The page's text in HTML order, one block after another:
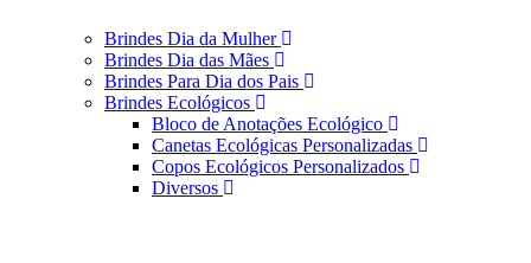
Brindes Dia da Mulher
Brindes Dia das Mães
Brindes Para Dia dos Pais
Brindes Ecológicos
Bloco de Anotações Ecológico
Canetas Ecológicas Personalizadas
Copos Ecológicos Personalizados
Diversos